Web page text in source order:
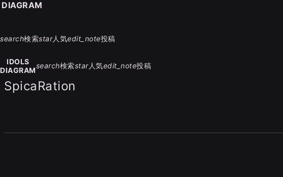
search検索star人気edit_note投稿
IDOLS
DIAGRAM
search検索star人気edit_note投稿
SpicaRation